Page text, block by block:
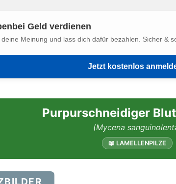
Geld verdienen
deine Meinung und lass dich dafür bezahlen. Sicher &
Jetzt kostenlos
Purpurschneidiger
(Mycena
📖 LAMELLENPILZE